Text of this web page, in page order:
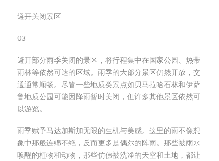
避开关闭景区
03
避开部分雨季关闭的景区，将行程集中在国家公园、热带
雨林等依然可达的区域。雨季的大部分景区仍然开放，交
通通常顺畅。尽管一些地质类景点如贝马拉哈石林和伊萨
鲁地质公园可能因降雨暂时关闭，但许多其他景区依然可
以游览。
雨季赋予马达加斯加无限的生机与美感。这里的雨不像想
象中那般连绵不绝，反而更多是偶尔的阵雨。那些被雨水
唤醒的植物和动物，那些仿佛被洗净的天空和土地，都让